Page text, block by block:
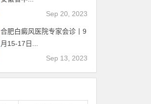
Sep 20, 2023
合肥白癜风医院专家会诊丨9
月15-17日...
Sep 13, 2023